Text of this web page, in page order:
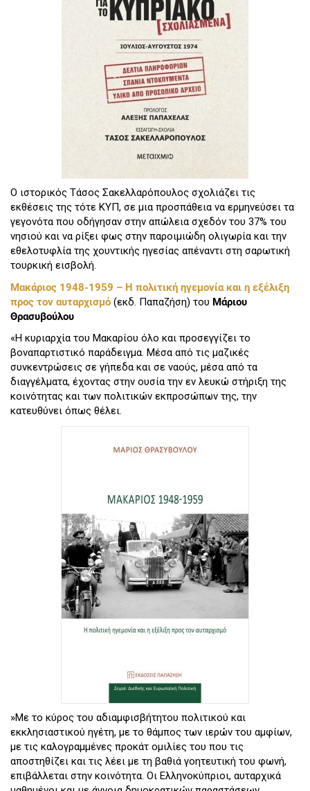
Ο ιστορικός Τάσος Σακελλαρόπουλος σχολιάζει τις
εκθέσεις της τότε ΚΥΠ, σε μια προσπάθεια να ερμηνεύσει τα
γεγονότα που οδήγησαν στην απώλεια σχεδόν του 37% του
νησιού και να ρίξει φως στην παροιμιώδη ολιγωρία και την
εθελοτυφλία της χουντικής ηγεσίας απέναντι στη σαρωτική
τουρκική εισβολή.
Μακάριος 1948-1959 – Η πολιτική ηγεμονία και η εξέλιξη
προς τον αυταρχισμό (εκδ. Παπαζήση) του Μάριου
Θρασυβούλου
«Η κυριαρχία του Μακαρίου όλο και προσεγγίζει το
βοναπαρτιστικό παράδειγμα. Μέσα από τις μαζικές
συνκεντρώσεις σε γήπεδα και σε ναούς, μέσα από τα
διαγγέλματα, έχοντας στην ουσία την εν λευκώ στήριξη της
κοινότητας και των πολιτικών εκπροσώπων της, την
κατευθύνει όπως θέλει.
»Με το κύρος του αδιαμφισβήτητου πολιτικού και
εκκλησιαστικού ηγέτη, με το θάμπος των ιερών του αμφίων,
με τις καλογραμμένες προκάτ ομιλίες του που τις
αποστηθίζει και τις λέει με τη βαθιά γοητευτική του φωνή,
επιβάλλεται στην κοινότητα. Οι Ελληνοκύπριοι, αυταρχικά